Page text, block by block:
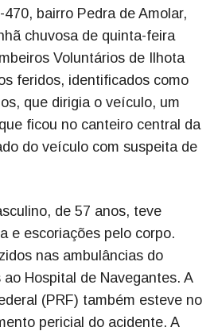
bairro Pedra de Amolar,
chuvosa de quinta-feira
Voluntários de Ilhota
feridos, identificados como
que dirigia o veículo, um
ficou no canteiro central da
do veículo com suspeita de
de 57 anos, teve
e escoriações pelo corpo.
nas ambulâncias do
Hospital de Navegantes. A
(PRF) também esteve no
pericial do acidente. A